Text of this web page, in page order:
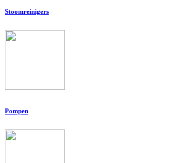
Stoomreinigers
Pompen